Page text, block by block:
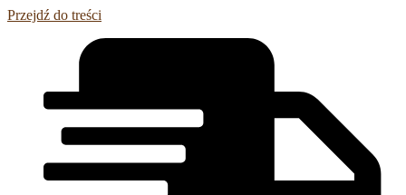
Przejdź do treści